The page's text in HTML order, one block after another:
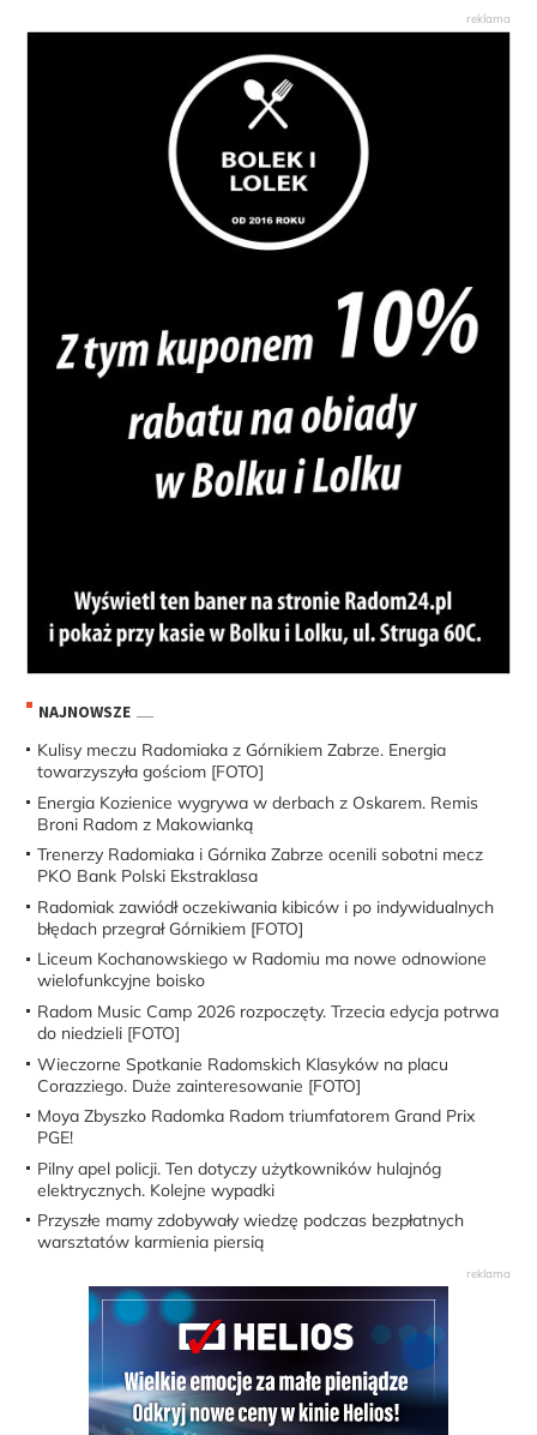
NAJNOWSZE
Kulisy meczu Radomiaka z Górnikiem Zabrze. Energia
towarzyszyła gościom [FOTO]
Energia Kozienice wygrywa w derbach z Oskarem. Remis
Broni Radom z Makowianką
Trenerzy Radomiaka i Górnika Zabrze ocenili sobotni mecz
PKO Bank Polski Ekstraklasa
Radomiak zawiódł oczekiwania kibiców i po indywidualnych
błędach przegrał Górnikiem [FOTO]
Liceum Kochanowskiego w Radomiu ma nowe odnowione
wielofunkcyjne boisko
Radom Music Camp 2026 rozpoczęty. Trzecia edycja potrwa
do niedzieli [FOTO]
Wieczorne Spotkanie Radomskich Klasyków na placu
Corazziego. Duże zainteresowanie [FOTO]
Moya Zbyszko Radomka Radom triumfatorem Grand Prix
PGE!
Pilny apel policji. Ten dotyczy użytkowników hulajnóg
elektrycznych. Kolejne wypadki
Przyszłe mamy zdobywały wiedzę podczas bezpłatnych
warsztatów karmienia piersią